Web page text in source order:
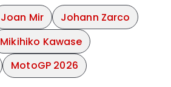
Joan Mir
Johann Zarco
Mikihiko Kawase
MotoGP 2026